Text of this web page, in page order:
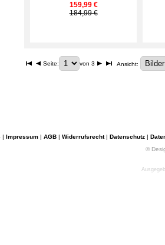
159,99 €
184,99 €
Seite: von 3 Ansicht:
| Impressum | AGB | Widerrufsrecht| Datenschutz |
©